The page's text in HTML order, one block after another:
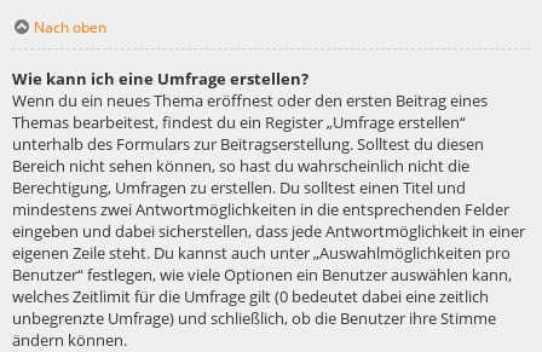
Nach oben
Wie kann ich eine Umfrage erstellen?
Wenn du ein neues Thema eröffnest oder den ersten Beitrag eines
Themas bearbeitest, findest du ein Register „Umfrage erstellen“
unterhalb des Formulars zur Beitragserstellung. Solltest du diesen
Bereich nicht sehen können, so hast du wahrscheinlich nicht die
Berechtigung, Umfragen zu erstellen. Du solltest einen Titel und
mindestens zwei Antwortmöglichkeiten in die entsprechenden Felder
eingeben und dabei sicherstellen, dass jede Antwortmöglichkeit in einer
eigenen Zeile steht. Du kannst auch unter „Auswahlmöglichkeiten pro
Benutzer“ festlegen, wie viele Optionen ein Benutzer auswählen kann,
welches Zeitlimit für die Umfrage gilt (0 bedeutet dabei eine zeitlich
unbegrenzte Umfrage) und schließlich, ob die Benutzer ihre Stimme
ändern können.